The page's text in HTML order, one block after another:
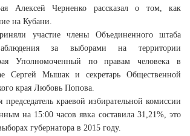
Алексей Черненко рассказал о том, как
на Кубани.
участие члены Объединенного штаба
за выборами на территории
Уполномоченный по правам человека в
Сергей Мышак и секретарь Общественной
края Любовь Попова.
краевой избирательной комиссии
на 15:00 часов явка составила 31,21%, это
губернатора в 2015 году.